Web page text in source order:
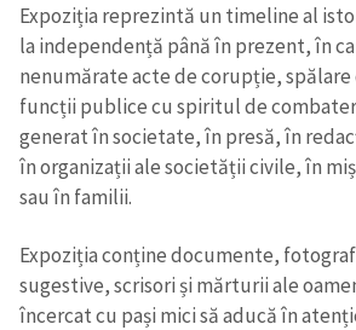
Expoziția reprezintă un timeline al
la independență până în prezent, în
nenumărate acte de corupție,
funcții publice cu spiritul de
generat în societate, în presă, în
în organizații ale societății civile, în
sau în familii.
Expoziția conține documente,
sugestive, scrisori și mărturii ale
încercat cu pași mici să aducă în